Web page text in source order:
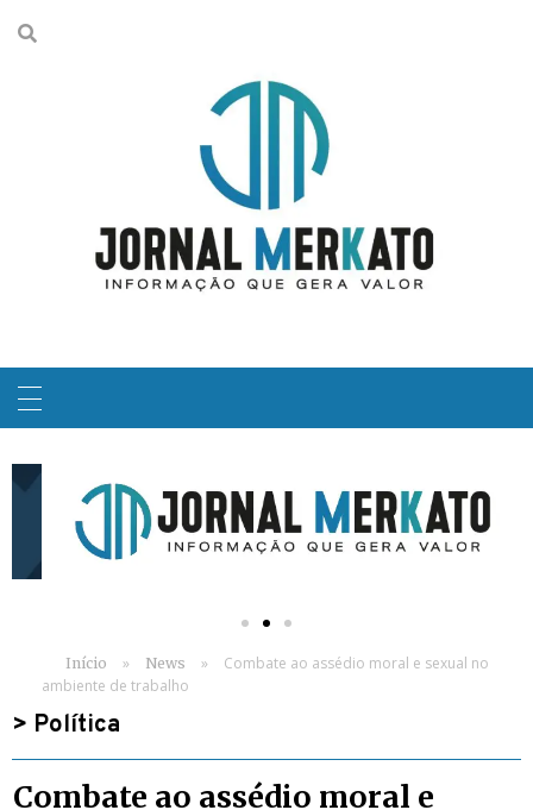
Início » News »
Combate ao assédio moral e sexual no
ambiente de trabalho
> Política
Combate ao assédio moral e